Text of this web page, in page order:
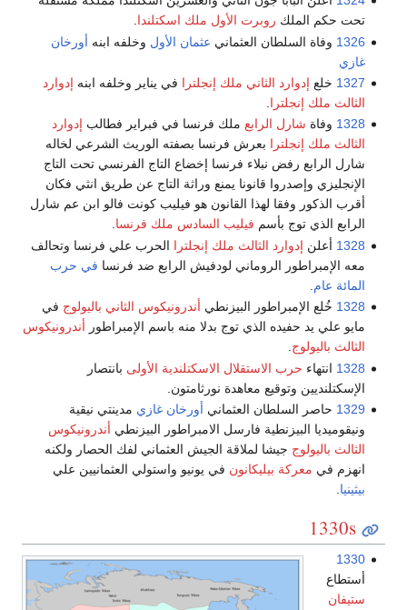
تحت حكم الملك روبرت الأول ملك اسكتلندا.
1326 وفاة السلطان العثماني عثمان الأول وخلفه ابنه أورخان
غازي
1327 خلع إدوارد الثاني ملك إنجلترا في يناير وخلفه ابنه إدوارد
الثالث ملك إنجلترا
1328 وفاة شارل الرابع ملك فرنسا في فبراير فطالب إدوارد
الثالث ملك إنجلترا بعرش فرنسا بصفته الوريث الشرعي لخاله
شارل الرابع رفض نبلاء فرنسا إخضاع التاج الفرنسي تحت التاج
الإنجليزي وإصدروا قانونا يمنع وراثة التاج عن طريق انثي فكان
أقرب الذكور وفقا لهذا القانون هو فيليب كونت فالو ابن عم شارل
الرابع الذي توج بأسم فيليب السادس ملك فرنسا.
1328 أعلن إدوارد الثالث ملك إنجلترا الحرب علي فرنسا وتحالف
معه الإمبراطور الروماني لودفيش الرابع ضد فرنسا في حرب
المائة عام
1328 خُلع الإمبراطور البيزنطي أندرونيكوس الثاني باليولوج في
مايو علي يد حفيده الذي توج بدلا منه باسم الإمبراطور أندرونيكوس
الثالث باليولوج
1328 انتهاء حرب الاستقلال الاسكتلندية الأولى بانتصار
الإسكتلنديين وتوقيع معاهدة نورثامتون.
1329 حاصر السلطان العثماني أورخان غازي مدينتي نيقية
ونيقوميديا البيزنطية فارسل الامبراطور البيزنطي أندرونيكوس
الثالث باليولوج جيشا لملاقة الجيش العثماني لفك الحصار ولكنه
انهزم في معركة بيليكانون في يونيو واستولي العثمانيين علي
بيثينيا
1330s
1330
أستطاع
ستيفان